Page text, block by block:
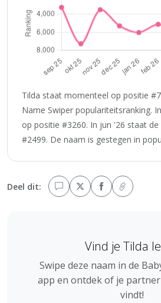
Tilda staat momenteel op positie
Name Swiper populariteitsranking.
op positie #3260. In jun '26 staat
#2499. De naam is gestegen in
Deel dit:
Vind je Tilda
Swipe deze naam in de
app en ontdek of je
vindt!